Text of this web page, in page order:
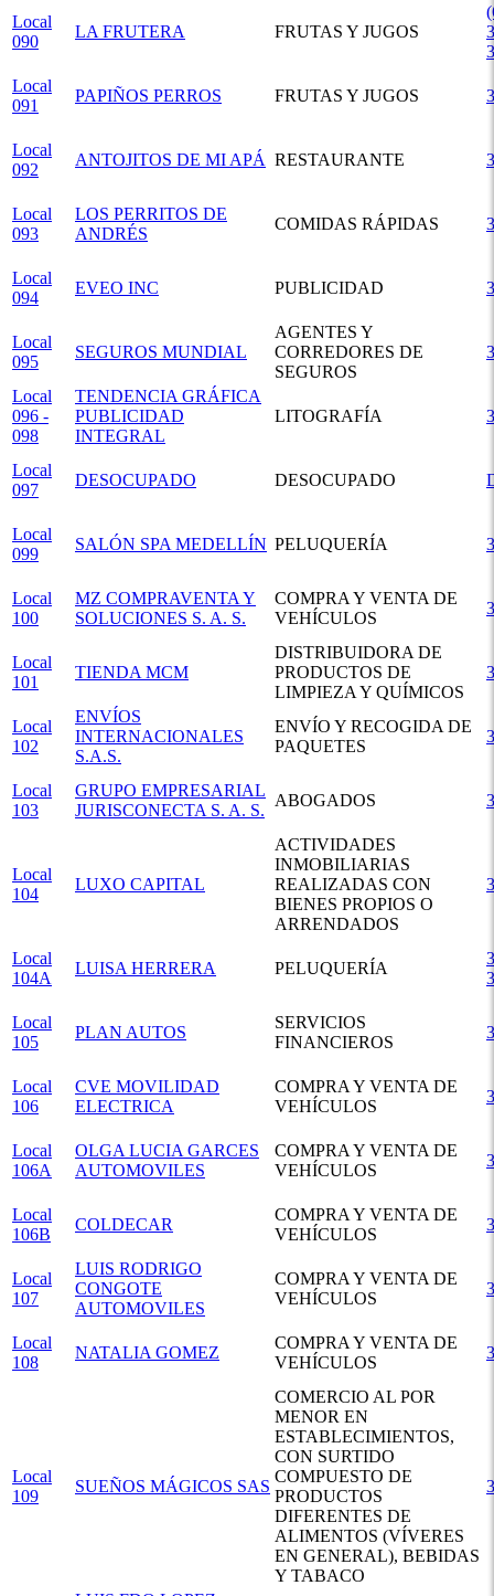
Local
090
LA FRUTERA FRUTAS Y JUGOS
Local
091
PAPIÑOS PERROS FRUTAS Y JUGOS
Local
092
ANTOJITOS DE MI APÁ RESTAURANTE
Local
093
LOS PERRITOS DE
ANDRÉS
COMIDAS RÁPIDAS
Local
094
EVEO INC PUBLICIDAD
Local
095
SEGUROS MUNDIAL
AGENTES Y
CORREDORES DE
SEGUROS
Local
096 -
098
TENDENCIA GRÁFICA
PUBLICIDAD
INTEGRAL
LITOGRAFÍA
Local
097
DESOCUPADO DESOCUPADO
Local
099
SALÓN SPA MEDELLÍN PELUQUERÍA
Local
100
MZ COMPRAVENTA Y
SOLUCIONES S. A. S.
COMPRA Y VENTA DE
VEHÍCULOS
Local
101
TIENDA MCM
DISTRIBUIDORA DE
PRODUCTOS DE
LIMPIEZA Y QUÍMICOS
Local
102
ENVÍOS
INTERNACIONALES
S.A.S.
ENVÍO Y RECOGIDA DE
PAQUETES
Local
103
GRUPO EMPRESARIAL
JURISCONECTA S. A. S.
ABOGADOS
Local
104
LUXO CAPITAL
ACTIVIDADES
INMOBILIARIAS
REALIZADAS CON
BIENES PROPIOS O
ARRENDADOS
Local
104A
LUISA HERRERA PELUQUERÍA
Local
105
PLAN AUTOS
SERVICIOS
FINANCIEROS
Local
106
CVE MOVILIDAD
ELECTRICA
COMPRA Y VENTA DE
VEHÍCULOS
Local
106A
OLGA LUCIA GARCES
AUTOMOVILES
COMPRA Y VENTA DE
VEHÍCULOS
Local
106B
COLDECAR
COMPRA Y VENTA DE
VEHÍCULOS
Local
107
LUIS RODRIGO
CONGOTE
AUTOMOVILES
COMPRA Y VENTA DE
VEHÍCULOS
Local
108
NATALIA GOMEZ
COMPRA Y VENTA DE
VEHÍCULOS
Local
109
SUEÑOS MÁGICOS SAS
COMERCIO AL POR
MENOR EN
ESTABLECIMIENTOS,
CON SURTIDO
COMPUESTO DE
PRODUCTOS
DIFERENTES DE
ALIMENTOS (VÍVERES
EN GENERAL), BEBIDAS
Y TABACO